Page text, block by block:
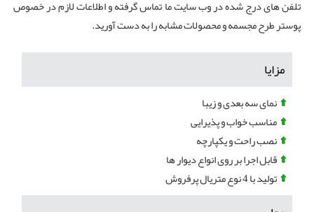
تلفن های درج شده در وب سایت ما تماس گرفته و اطلاعات لازم در خصوص
پوستر طرح مجسمه و محصولات مشابه را به دست آورید.
مزایا
نمای سه بعدی و زیبا
مناسب خواب و پذیرایی
نصب راحت و یکپارچه
قابل اجرا بر روی انواع دیوار ها
تولید با 4 نوع متریال پرفروش